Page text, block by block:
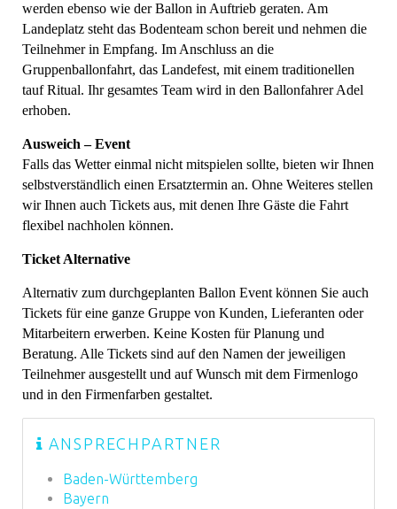
werden ebenso wie der Ballon in Auftrieb geraten. Am
Landeplatz steht das Bodenteam schon bereit und nehmen die
Teilnehmer in Empfang. Im Anschluss an die
Gruppenballonfahrt, das Landefest, mit einem traditionellen
tauf Ritual. Ihr gesamtes Team wird in den Ballonfahrer Adel
erhoben.
Ausweich – Event
Falls das Wetter einmal nicht mitspielen sollte, bieten wir Ihnen
selbstverständlich einen Ersatztermin an. Ohne Weiteres stellen
wir Ihnen auch Tickets aus, mit denen Ihre Gäste die Fahrt
flexibel nachholen können.
Ticket Alternative
Alternativ zum durchgeplanten Ballon Event können Sie auch
Tickets für eine ganze Gruppe von Kunden, Lieferanten oder
Mitarbeitern erwerben. Keine Kosten für Planung und
Beratung. Alle Tickets sind auf den Namen der jeweiligen
Teilnehmer ausgestellt und auf Wunsch mit dem Firmenlogo
und in den Firmenfarben gestaltet.
ANSPRECHPARTNER
Baden-Württemberg
Bayern